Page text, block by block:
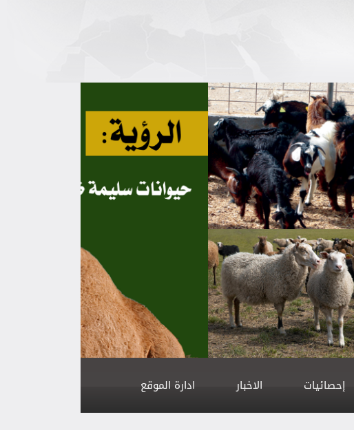
إحصائيات الاخبار ادارة الموقع